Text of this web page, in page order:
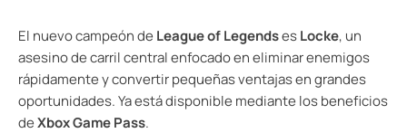
El nuevo campeón de League of LegendsesLocke, un
asesino de carril central enfocado en eliminar enemigos
rápidamente y convertir pequeñas ventajas en grandes
oportunidades. Ya está disponible mediante los beneficios
deXbox Game Pass.